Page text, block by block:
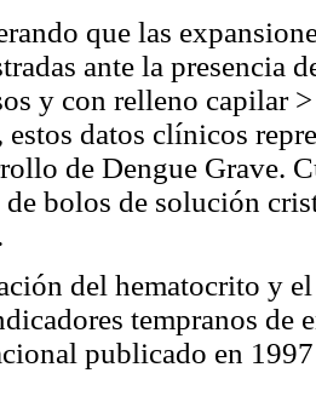
que las
ante la presencia
y con relleno capilar
estos datos clínicos
de Dengue Grave.
bolos de solución
del hematocrito y
tempranos de
publicado en